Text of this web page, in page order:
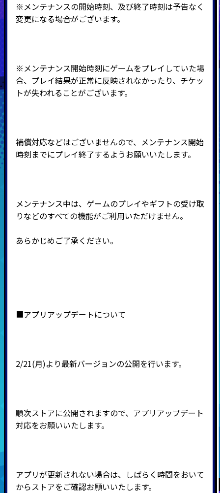
※メンテナンスの開始時刻、及び終了時刻は予告なく
変更になる場合がございます。
※メンテナンス開始時刻にゲームをプレイしていた場
合、プレイ結果が正常に反映されなかったり、チケッ
トが失われることがございます。
補償対応などはございませんので、メンテナンス開始
時刻までにプレイ終了するようお願いいたします。
メンテナンス中は、ゲームのプレイやギフトの受け取
りなどのすべての機能がご利用いただけません。
あらかじめご了承ください。
■アプリアップデートについて
2/21(月)より最新バージョンの公開を行います。
順次ストアに公開されますので、アプリアップデート
対応をお願いいたします。
アプリが更新されない場合は、しばらく時間をおいて
からストアをご確認お願いいたします。